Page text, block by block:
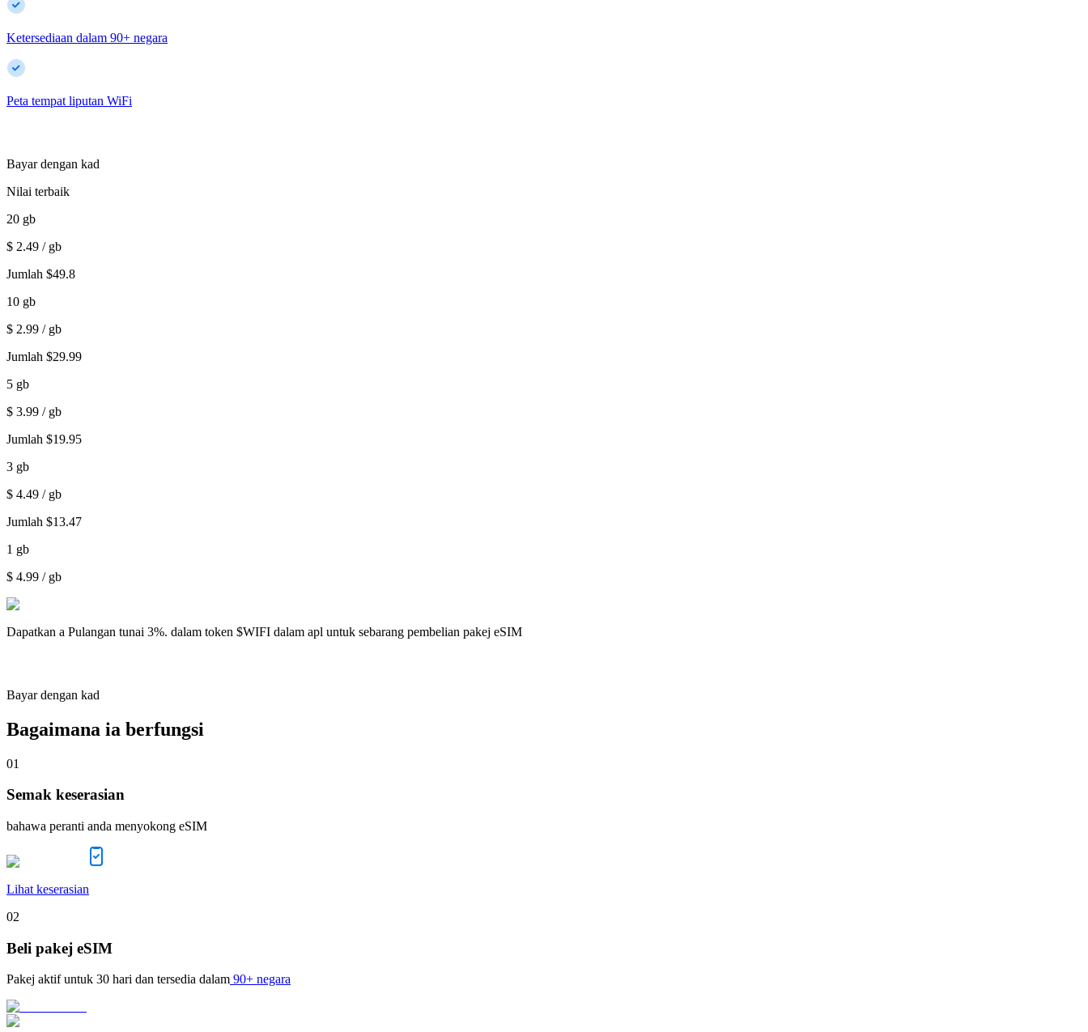
Ketersediaan dalam 90+ negara
Peta tempat liputan WiFi
Bayar dengan kad
Nilai terbaik
20 gb
$ 2.49 / gb
Jumlah $49.8
10 gb
$ 2.99 / gb
Jumlah $29.99
5 gb
$ 3.99 / gb
Jumlah $19.95
3 gb
$ 4.49 / gb
Jumlah $13.47
1 gb
$ 4.99 / gb
Dapatkan a Pulangan tunai 3%. dalam token $WIFI dalam apl untuk sebarang pembelian pakej eSIM
Bayar dengan kad
Bagaimana ia berfungsi
01
Semak keserasian
bahawa peranti anda menyokong eSIM
Lihat keserasian
02
Beli pakej eSIM
Pakej aktif untuk 30 hari dan tersedia dalam 90+ negara